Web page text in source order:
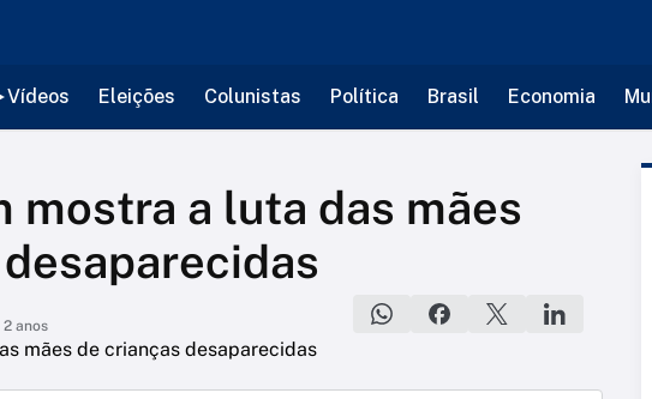
Vídeos Eleições Colunistas Política Brasil Economia
mostra a luta das mães
2 anos